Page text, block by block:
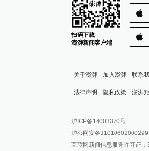
扫码下载
澎湃新闻客户端
关于澎湃 加入澎湃 联系
法律声明 隐私政策 澎湃
澎湃新闻公众
澎湃新闻抖音
报料邮箱:
沪ICP备14003370号
沪公网安备31010602000299
互联网新闻信息服务许可证